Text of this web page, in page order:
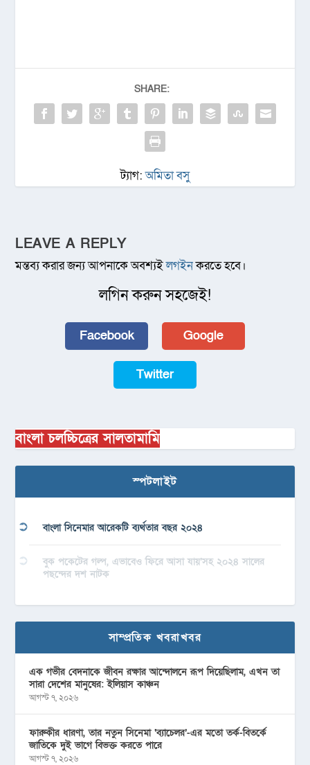
SHARE:
ট্যাগ:অমিতা বসু
LEAVE A REPLY
মন্তব্য করার জন্য আপনাকে অবশ্যইলগইনকরতে হবে।
লগিন করুন সহজেই!
Facebook Google
Twitter
বাংলা চলচ্চিত্রের সালতামামি
স্পটলাইট
বাংলা সিনেমার আরেকটি ব্যর্থতার বছর ২০২৪
বুক পকেটের গল্প, এভাবেও ফিরে আসা যায়’সহ ২০২৪ সালের
পছন্দের দশ নাটক
সাম্প্রতিক খবরাখবর
এক গভীর বেদনাকে জীবন রক্ষার আন্দোলনে রূপ দিয়েছিলাম, এখন তা
সারা দেশের মানুষের: ইলিয়াস কাঞ্চন
আগস্ট ৭, ২০২৬
ফারুকীর ধারণা, তার নতুন সিনেমা ‘ব্যাচেলর’-এর মতো তর্ক-বিতর্কে
জাতিকে দুই ভাগে বিভক্ত করতে পারে
আগস্ট ৭, ২০২৬